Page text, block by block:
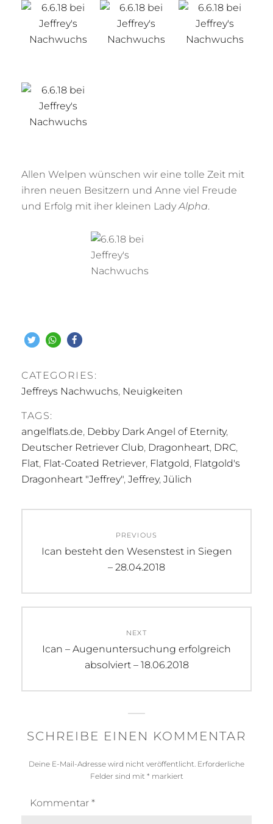
Allen Welpen wünschen wir eine tolle Zeit mit
ihren neuen Besitzern und Anne viel Freude
und Erfolg mit iher kleinen LadyAlpha.
CATEGORIES:
Jeffreys Nachwuchs, Neuigkeiten
TAGS:
angelflats.de, Debby Dark Angel of Eternity,
Deutscher Retriever Club, Dragonheart, DRC,
Flat, Flat-Coated Retriever, Flatgold, Flatgold's
Dragonheart "Jeffrey", Jeffrey, Jülich
PREVIOUS
Previous
Ican besteht den Wesenstest in Siegen
– 28.04.2018
NEXT
Next
Ican – Augenuntersuchung erfolgreich
absolviert – 18.06.2018
SCHREIBE EINEN KOMMENTAR
Deine E-Mail-Adresse wird nicht veröffentlicht. Erforderliche
Felder sind mit * markiert
Kommentar *